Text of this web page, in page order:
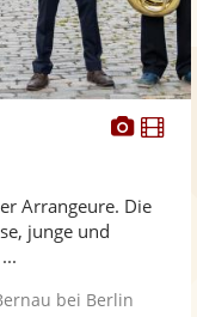
Fotos
Arrangeure. Die
junge und
bei Berlin